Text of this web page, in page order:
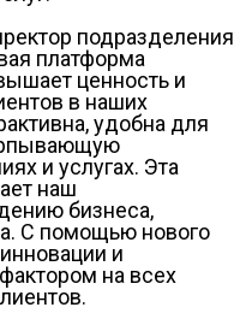
подразделения
платформа
ценность и
в наших
удобна для
и услугах. Эта
наш
бизнеса,
С помощью нового
и
на всех